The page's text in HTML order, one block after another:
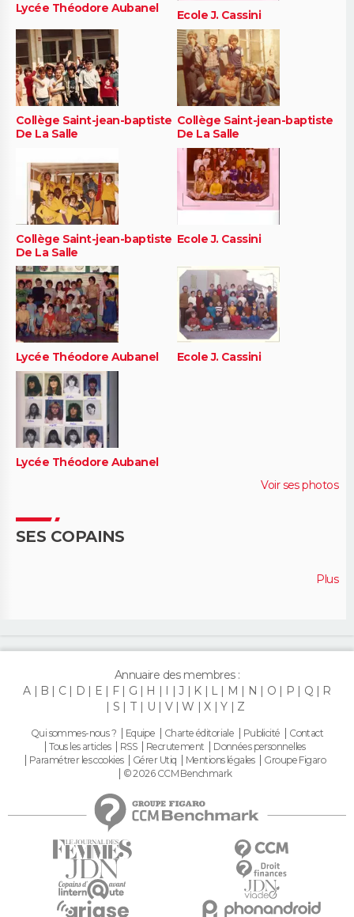
Lycée Théodore Aubanel Ecole J. Cassini
Collège Saint-jean-baptiste
De La Salle
Collège Saint-jean-baptiste
De La Salle
Collège Saint-jean-baptiste
De La Salle
Ecole J. Cassini
Lycée Théodore Aubanel Ecole J. Cassini
Lycée Théodore Aubanel
Voir ses photos
SES COPAINS
Plus
Annuaire des membres :
A
B C D E F G H I J K L M N O P Q
R
S
T U V W X Y Z
Qui sommes-nous ? Equipe Charte éditoriale Publicité
Contact
Tous les articles
RSS Recrutement
Données personnelles
Paramétrer les cookies
Gérer Utiq Mentions légales
Groupe Figaro
© 2026 CCM Benchmark